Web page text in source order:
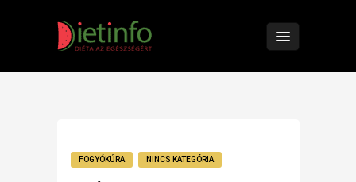
FOGYÓKÚRA NINCS KATEGÓRIA